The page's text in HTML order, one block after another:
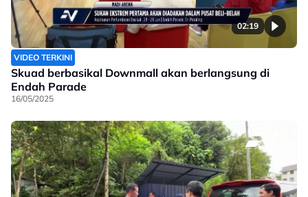
02:19
VIDEO TERKINI
Skuad berbasikal Downmall akan berlangsung di
Endah Parade
16/05/2025